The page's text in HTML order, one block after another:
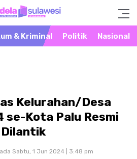
Sulawesi
di Khatulistiwa
& Kriminal Politik Nasional
Kelurahan/Desa
se-Kota Palu Resmi
Dilantik
Sabtu, 1 Jun 2024 | 3:48 pm